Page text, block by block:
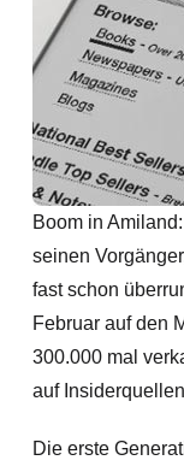
Boom in
seinen
fast schon
Februar auf den
300.000 mal
auf
Die erste